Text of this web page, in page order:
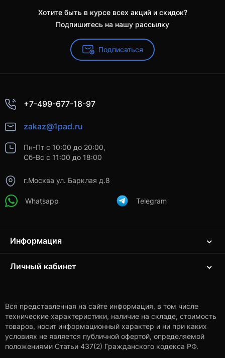
Хотите быть в курсе всех акций и скидок?
Подпишитесь на нашу рассылку
Подписаться
+7-499-677-18-97
zakaz@1pad.ru
Пн-Пт с 10:00 до 20:00,
Сб-Вс с 11:00 до 18:00
г.Москва ул. Барклая д.8
Whatsapp Telegram
Информация
Личный кабинет
Вся представленная на сайте информация, в том числе
технические характеристики, наличие на складе, стоимость
товаров, носит информационный характер и ни при каких
условиях не является публичной офертой, определяемой
положениями Статьи 437(2) Гражданского кодекса РФ.